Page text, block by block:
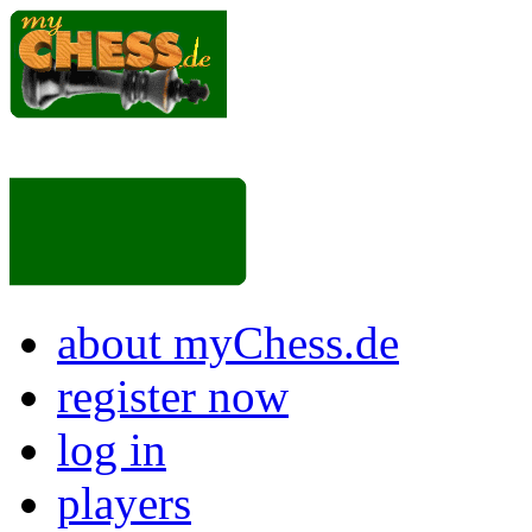
about myChess.de
register now
log in
players